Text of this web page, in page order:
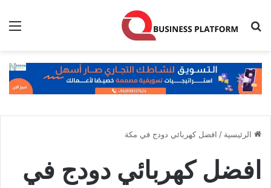
بحث عن
الرئيسية / افضل كهربائي دودج في مكة
افضل كهربائي دودج في